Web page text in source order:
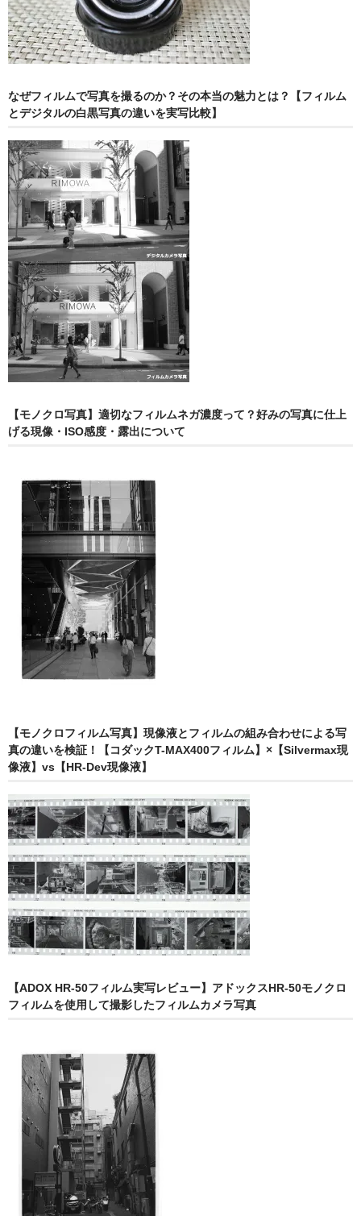
なぜフィルムで写真を撮るのか？その本当の魅力とは？【フィルム
とデジタルの白黒写真の違いを実写比較】
【モノクロ写真】適切なフィルムネガ濃度って？好みの写真に仕上
げる現像・ISO感度・露出について
【モノクロフィルム写真】現像液とフィルムの組み合わせによる写
真の違いを検証！【コダックT-MAX400フィルム】×【Silvermax現
像液】vs【HR-Dev現像液】
【ADOX HR-50フィルム実写レビュー】アドックスHR-50モノクロ
フィルムを使用して撮影したフィルムカメラ写真